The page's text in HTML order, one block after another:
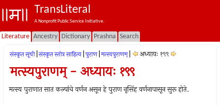
TransLiteral
A Nonprofit Public Service Initiative.
Literature Ancestry Dictionary Prashna Search
संस्कृत सूची संस्कृत स्तोत्र साहित्य पुराण मत्स्यपुराणम्‌ अध्यायः १९९
मत्स्यपुराणम् - अध्यायः १९९
मत्स्य पुराणात सात कल्पांचे वर्णन असून हे पुराण नृसिंह वर्णनापासून सुरू होते.